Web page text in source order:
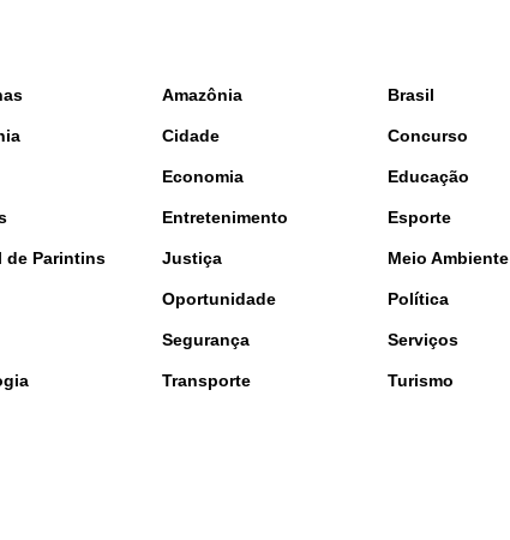
Amazônia Brasil
Cidade Concurso
Economia Educação
Entretenimento Esporte
de Parintins Justiça Meio Ambiente
Oportunidade Política
Segurança Serviços
Transporte Turismo